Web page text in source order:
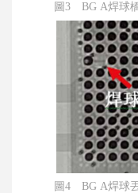
圖3 BG A焊球
圖4 BG A焊球